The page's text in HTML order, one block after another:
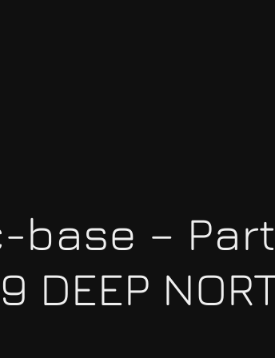
c-base –